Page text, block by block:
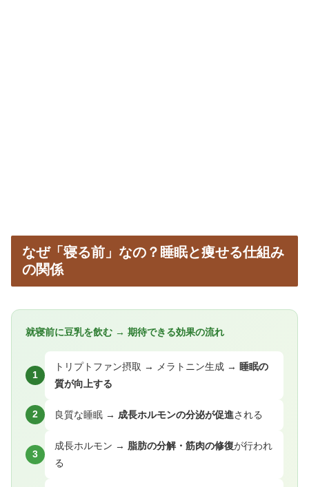
なぜ「寝る前」なの？睡眠と痩せる仕組み
の関係
就寝前に豆乳を飲む → 期待できる効果の流れ
1
トリプトファン摂取 → メラトニン生成 → 睡眠の
質が向上する
2 良質な睡眠 → 成長ホルモンの分泌が促進される
3
成長ホルモン → 脂肪の分解・筋肉の修復が行われ
る